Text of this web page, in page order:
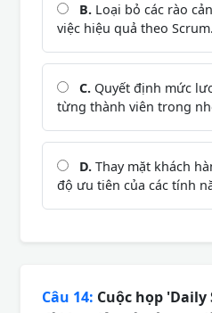
B. Loại bỏ các rào
việc hiệu quả theo Scrum.
C. Quyết định mức
từng thành viên trong
D. Thay mặt khách
độ ưu tiên của các tính
Câu 14: Cuộc họp